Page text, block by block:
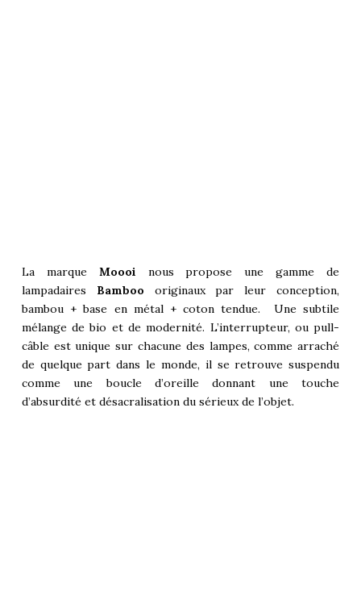
La marque Moooi nous propose une gamme de
lampadaires Bamboo originaux par leur conception,
bambou + base en métal + coton tendue. Une subtile
mélange de bio et de modernité. L’interrupteur, ou pull-
câble est unique sur chacune des lampes, comme arraché
de quelque part dans le monde, il se retrouve suspendu
comme une boucle d’oreille donnant une touche
d’absurdité et désacralisation du sérieux de l’objet.